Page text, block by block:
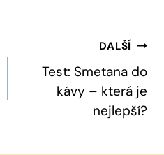
DALŠÍ
Test: Smetana do
kávy – která je
nejlepší?